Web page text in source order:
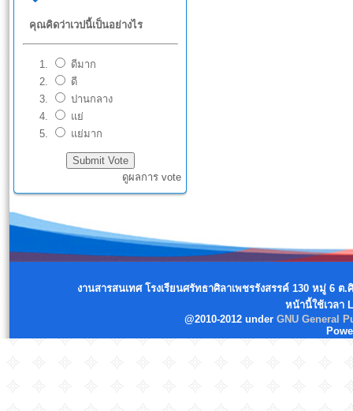
คุณคิดว่าเวปนี้เป็นอย่างไร
ดีมาก
ดี
ปานกลาง
แย่
แย่มาก
ดูผลการ vote
งานสารสนเทศ โรงเรียนศรัทธาศิลาเพชรรังสรรค์ 130 หมู่ 6
หน้านี้ใช้เวลา
@2010-2012 under GNU General